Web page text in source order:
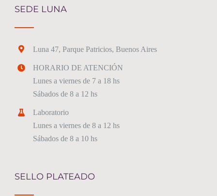
SEDE LUNA
Luna 47, Parque Patricios, Buenos Aires
HORARIO DE ATENCIÓN
Lunes a viernes de 7 a 18 hs
Sábados de 8 a 12 hs
Laboratorio
Lunes a viernes de 8 a 12 hs
Sábados de 8 a 10 hs
SELLO PLATEADO